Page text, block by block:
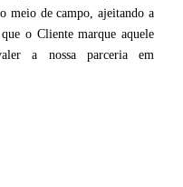
meio de campo, ajeitando a
o Cliente marque aquele
a nossa parceria em